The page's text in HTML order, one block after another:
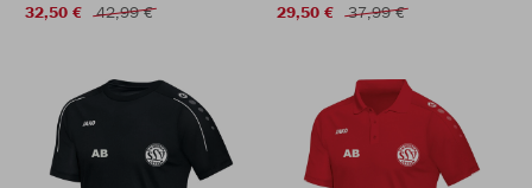
32,50 €
42,99 €
29,50 €
37,99 €